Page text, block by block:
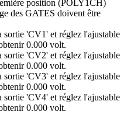
position (POLY1CH)
des GATES doivent être
sortie 'CV1' et réglez l'ajustable
0.000 volt.
sortie 'CV2' et réglez l'ajustable
0.000 volt.
sortie 'CV3' et réglez l'ajustable
0.000 volt.
sortie 'CV4' et réglez l'ajustable
0.000 volt.